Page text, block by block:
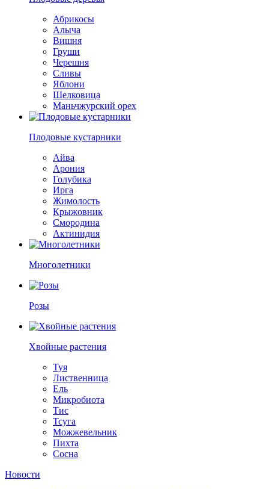
Абрикосы
Алыча
Вишня
Груши
Черешня
Сливы
Яблони
Шелковица
Маньчжурский орех
Плодовые кустарники
Айва
Арония
Голубика
Ирга
Жимолость
Крыжовник
Смородина
Актинидия
Многолетники
Розы
Хвойные растения
Туя
Лиственница
Ель
Микробиота
Тис
Тсуга
Можжевельник
Пихта
Сосна
Новости